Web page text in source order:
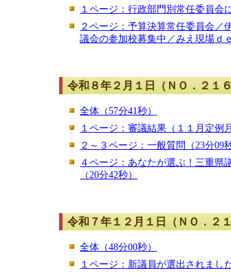
１ページ：行政部門別常任委員会
２ページ：予算決算常任委員会／
議会の参加校募集中／みえ現場ｄ
令和８年２月１日（ＮＯ．２１６
全体（57分41秒）
１ページ：審議結果（１１月定例
２～３ページ：一般質問（23分09秒
４ページ：あなたが選ぶ！三重県
（20分42秒）
令和７年１２月１日（ＮＯ．２１
全体（48分00秒）
１ページ：新議員が選出されまし